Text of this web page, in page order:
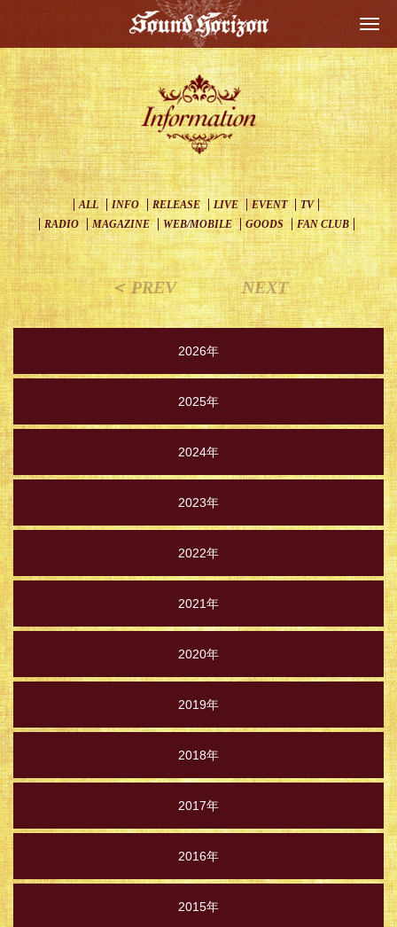
ALL INFO RELEASE LIVE EVENT
TV
RADIO
MAGAZINE WEB/MOBILE GOODS FAN CLUB
＜ PREV NEXT
2026年
2025年
2024年
2023年
2022年
2021年
2020年
2019年
2018年
2017年
2016年
2015年